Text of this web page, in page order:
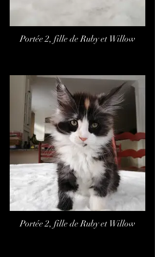
Portée 2, fille de Ruby et Willow
Portée 2, fille de Ruby et Willow